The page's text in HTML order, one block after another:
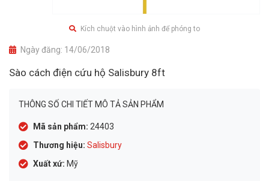
Kích chuột vào hình ảnh để phóng to
Ngày đăng: 14/06/2018
Sào cách điện cứu hộ Salisbury 8ft
THÔNG SỐ CHI TIẾT MÔ TẢ SẢN PHẨM
Mã sản phẩm: 24403
Thương hiệu: Salisbury
Xuất xứ: Mỹ